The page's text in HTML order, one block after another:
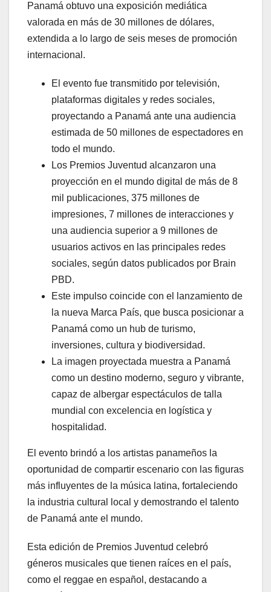
Panamá obtuvo una exposición mediática
valorada en más de 30 millones de dólares,
extendida a lo largo de seis meses de promoción
internacional.
El evento fue transmitido por televisión,
plataformas digitales y redes sociales,
proyectando a Panamá ante una audiencia
estimada de 50 millones de espectadores en
todo el mundo.
Los Premios Juventud alcanzaron una
proyección en el mundo digital de más de 8
mil publicaciones, 375 millones de
impresiones, 7 millones de interacciones y
una audiencia superior a 9 millones de
usuarios activos en las principales redes
sociales, según datos publicados por Brain
PBD.
Este impulso coincide con el lanzamiento de
la nueva Marca País, que busca posicionar a
Panamá como un hub de turismo,
inversiones, cultura y biodiversidad.
La imagen proyectada muestra a Panamá
como un destino moderno, seguro y vibrante,
capaz de albergar espectáculos de talla
mundial con excelencia en logística y
hospitalidad.
El evento brindó a los artistas panameños la
oportunidad de compartir escenario con las figuras
más influyentes de la música latina, fortaleciendo
la industria cultural local y demostrando el talento
de Panamá ante el mundo.
Esta edición de Premios Juventud celebró
géneros musicales que tienen raíces en el país,
como el reggae en español, destacando a